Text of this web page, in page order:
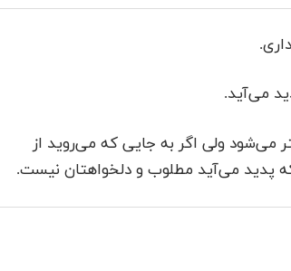
می‌آید.
می‌شود ولی اگر به جایی که می‌روید از
پدید می‌آید مطلوب و دلخواهتان نیست.